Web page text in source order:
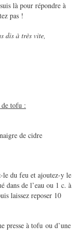
là pour répondre à
pas !
dis à très vite,
tofu :
de cidre
du feu et ajoutez-y le
dans de l’eau ou 1 c. à
laissez reposer 10
presse à tofu ou d’une